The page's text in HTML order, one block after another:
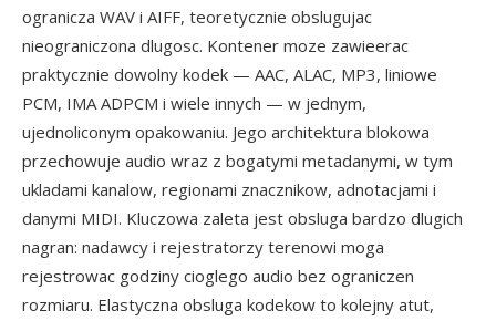
ogranicza WAV i AIFF, teoretycznie obslugujac
nieograniczona dlugosc. Kontener moze zawieerac
praktycznie dowolny kodek — AAC, ALAC, MP3, liniowe
PCM, IMA ADPCM i wiele innych — w jednym,
ujednoliconym opakowaniu. Jego architektura blokowa
przechowuje audio wraz z bogatymi metadanymi, w tym
ukladami kanalow, regionami znacznikow, adnotacjami i
danymi MIDI. Kluczowa zaleta jest obsluga bardzo dlugich
nagran: nadawcy i rejestratorzy terenowi moga
rejestrowac godziny cioglego audio bez ograniczen
rozmiaru. Elastyczna obsluga kodekow to kolejny atut,